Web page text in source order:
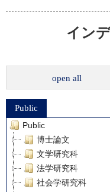
イン
open all
Public
Public
博士論文
文学研究科
法学研究科
社会学研究科